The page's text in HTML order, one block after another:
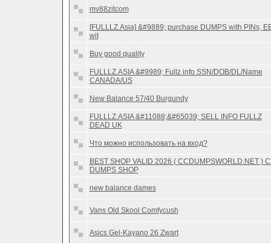
mv88zitcom
[FULLLZ.Asia] &#9889; purchase DUMPS with PINs,
wit
Buy good quality
FULLLZ.ASIA &#9989; Fullz info SSN/DOB/DL/Name
CANADA/US
New Balance 57/40 Burgundy
FULLLZ.ASIA &#11088;&#65039; SELL INFO FULLZ
DEAD UK
Что можно использовать на вход?
BEST SHOP VALID 2026 ( CCDUMPSWORLD.NET )
DUMPS SHOP
new balance dames
Vans Old Skool Comfycush
Asics Gel-Kayano 26 Zwart